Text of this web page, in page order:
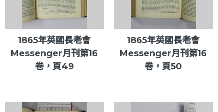
1865年英國長老會
Messenger月刊第16
卷，頁49
1865年英國長老會
Messenger月刊第16
卷，頁50